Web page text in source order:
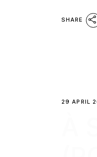
SHARE
29 APRIL